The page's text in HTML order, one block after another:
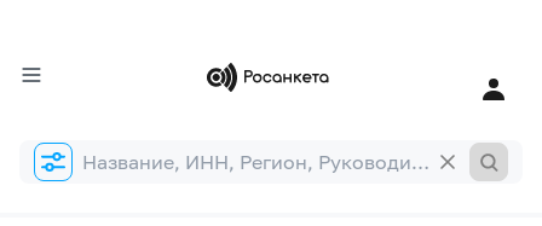
Форма
поиска